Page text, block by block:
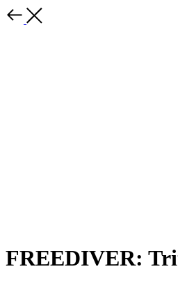
FREEDIVER: